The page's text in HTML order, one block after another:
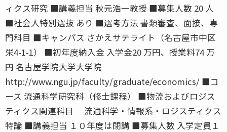
ィクス研究 ■講義担当 秋元浩一教授 ■募集人数 20 人
■社会人特別選抜 あり ■選考方法 書類審査、面接、専
門科目 ■キャンパス さかえサテライト（名古屋市中区
栄4-1-1） ■初年度納入金 入学金20 万円、授業料74 万
円 名古屋学院大学大学院
http://www.ngu.jp/faculty/graduate/economics/ ■コ
ース 流通科学研究科（修士課程） ■物流およびロジス
ティクス関連科目 流通科学・情報系・ロジスティクス
特論 ■講義担当 １０年度は閉講 ■募集人数 入学定員１